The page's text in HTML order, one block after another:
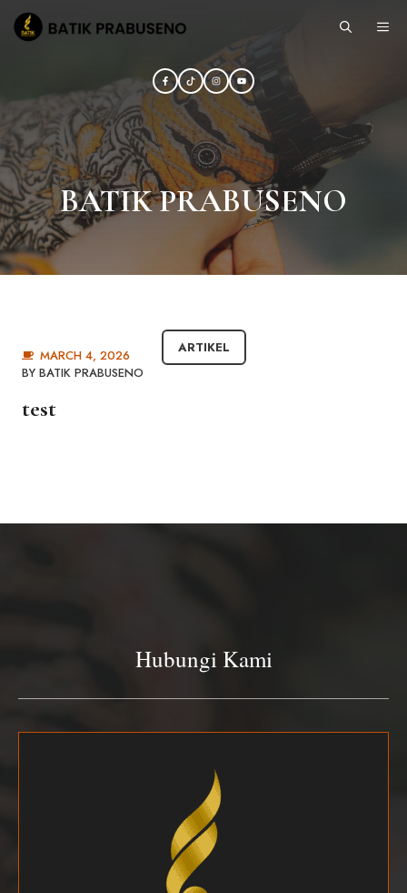
Skip
BATIK PRABUSENO
ARTIKEL
MARCH 4, 2026
BY BATIK PRABUSENO
test
Hubungi Kami